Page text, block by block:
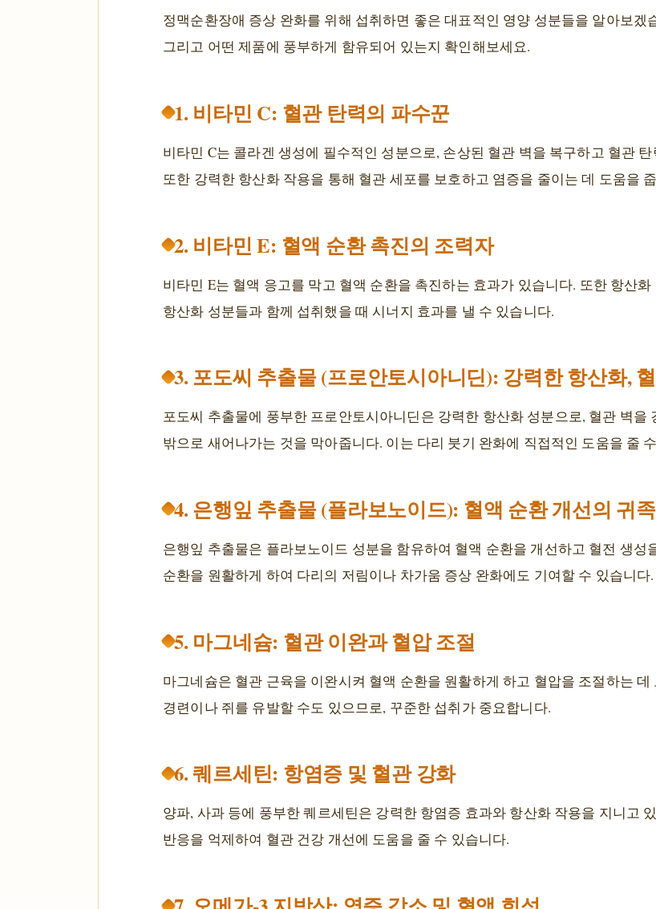
정맥순환장애 증상 완화를 위해 섭취하면 좋은 대표적인 영양 성분들을 알아보겠
그리고 어떤 제품에 풍부하게 함유되어 있는지 확인해보세요.
1. 비타민 C: 혈관 탄력의 파수꾼
비타민 C는 콜라겐 생성에 필수적인 성분으로, 손상된 혈관 벽을 복구하고 혈관
또한 강력한 항산화 작용을 통해 혈관 세포를 보호하고 염증을 줄이는 데 도움을
2. 비타민 E: 혈액 순환 촉진의 조력자
비타민 E는 혈액 응고를 막고 혈액 순환을 촉진하는 효과가 있습니다. 또한 항산
항산화 성분들과 함께 섭취했을 때 시너지 효과를 낼 수 있습니다.
3. 포도씨 추출물 (프로안토시아니딘): 강력한 항산화,
포도씨 추출물에 풍부한 프로안토시아니딘은 강력한 항산화 성분으로, 혈관 벽
밖으로 새어나가는 것을 막아줍니다. 이는 다리 붓기 완화에 직접적인 도움을 줄
4. 은행잎 추출물 (플라보노이드): 혈액 순환 개선의 귀족
은행잎 추출물은 플라보노이드 성분을 함유하여 혈액 순환을 개선하고 혈전 생성
순환을 원활하게 하여 다리의 저림이나 차가움 증상 완화에도 기여할 수 있습니다.
5. 마그네슘: 혈관 이완과 혈압 조절
마그네슘은 혈관 근육을 이완시켜 혈액 순환을 원활하게 하고 혈압을 조절하는
경련이나 쥐를 유발할 수도 있으므로, 꾸준한 섭취가 중요합니다.
6. 퀘르세틴: 항염증 및 혈관 강화
양파, 사과 등에 풍부한 퀘르세틴은 강력한 항염증 효과와 항산화 작용을 지니고
반응을 억제하여 혈관 건강 개선에 도움을 줄 수 있습니다.